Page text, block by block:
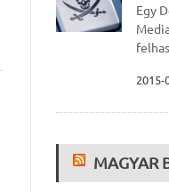
Egy
2015-
MAGYAR